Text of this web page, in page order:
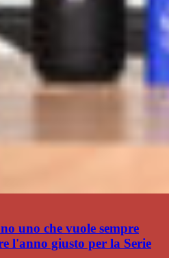
uno che vuole sempre
l'anno giusto per la Serie